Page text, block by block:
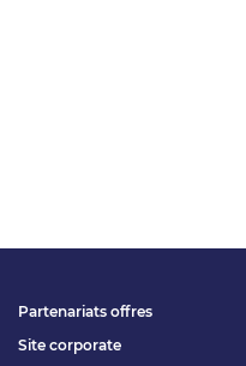
Partenariats offres
Site corporate